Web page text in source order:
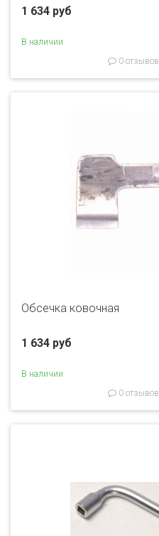
1 634 руб
В наличии
0 отзывов
Обсечка ковочная
1 634 руб
В наличии
0 отзывов